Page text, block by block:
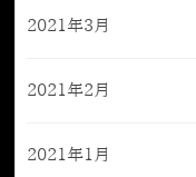
2021年3月
2021年2月
2021年1月